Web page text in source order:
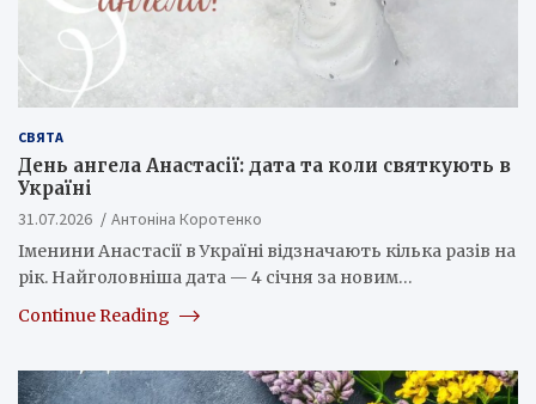
СВЯТА
День ангела Анастасії: дата та коли святкують в
Україні
31.07.2026
Антоніна Коротенко
Іменини Анастасії в Україні відзначають кілька разів на
рік. Найголовніша дата — 4 січня за новим…
Continue Reading